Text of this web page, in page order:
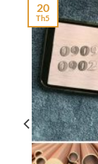
20
Th5